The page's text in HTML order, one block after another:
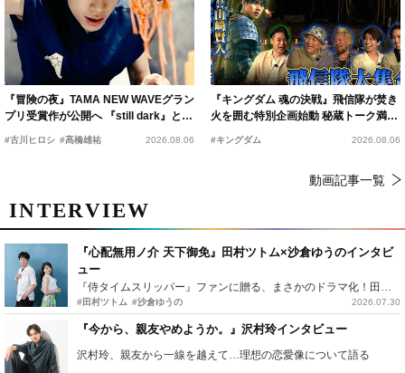
『冒険の夜』TAMA NEW WAVEグラン
プリ受賞作が公開へ 『still dark』と同
時上映決定
#古川ヒロシ #髙橋雄祐 2026.08.06
『キングダム 魂の決戦』飛信隊が焚き
火を囲む特別企画始動 秘蔵トーク満載
の“キングダムキャンプ”開催
#キングダム 2026.08.06
動画記事一覧
INTERVIEW
『心配無用ノ介 天下御免』田村ツトム×沙倉ゆうのインタビ
ュー
#田村ツトム #沙倉ゆうの 2026.07.30
『今から、親友やめようか。』沢村玲インタビュー
沢村玲、親友から一線を越えて…理想の恋愛像について語る